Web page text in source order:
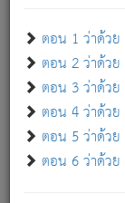
ตอน 1 ว่าด้วย
ตอน 2 ว่าด้ว
ตอน 3 ว่าด้ว
ตอน 4 ว่าด้วย
ตอน 5 ว่าด้ว
ตอน 6 ว่าด้วย
เขาเพลิดเพ
เขากลัวต่อสิ่งใ
พรหมจรรย์นี้
ภพ.
สมณะหรือพร
มีได้เพราะภพ เ
มิใช่ผู้หลดพ้นจ